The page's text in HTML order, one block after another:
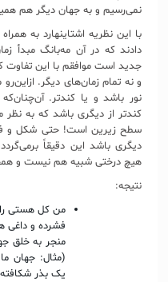
نمی‌رسیم و به جهان دیگر هم
دادند که در آن مه‌بانگ مبدأ
جدید است موافقم با این
و نه تمام زمان‌های دیگر.
نور باشد و یا کندتر.
کندتر از دیگری باشد که به نظر
سطح زیرین است! حتی شکل و
هیچ درختی شبیه هم نیست و
نتیجه:
من کل هستی
فشرده و داغی
منجر به خلق
(مثال: جهان
یک بذر